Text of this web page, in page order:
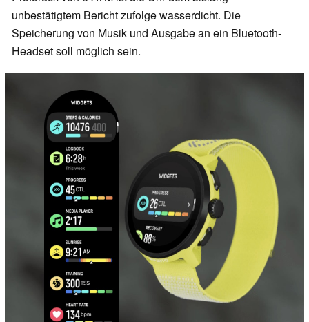
unbestätigtem Bericht zufolge wasserdicht. Die
Speicherung von Musik und Ausgabe an ein Bluetooth-
Headset soll möglich sein.